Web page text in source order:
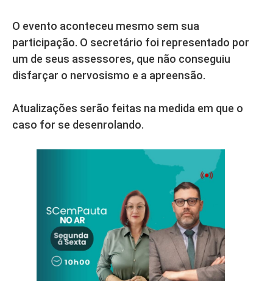
O evento aconteceu mesmo sem sua
participação. O secretário foi representado por
um de seus assessores, que não conseguiu
disfarçar o nervosismo e a apreensão.
Atualizações serão feitas na medida em que o
caso for se desenrolando.